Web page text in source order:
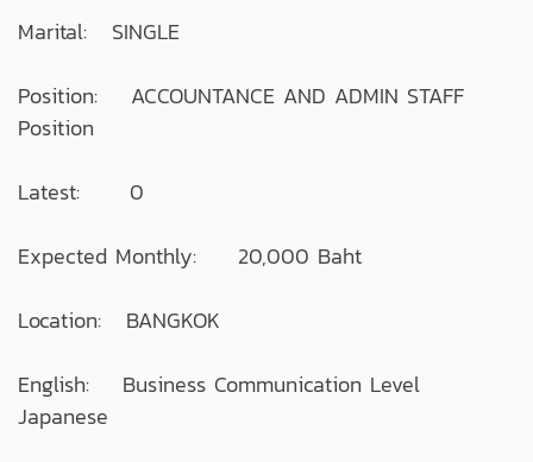
Marital: SINGLE
Position: ACCOUNTANCE AND ADMIN STAFF
Position
Latest: 0
Expected Monthly: 20,000 Baht
Location: BANGKOK
English: Business Communication Level
Japanese